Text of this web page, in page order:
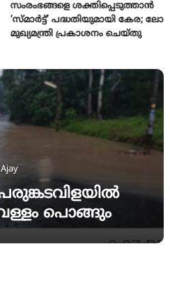
സംരംഭങ്ങളെ ശക്തിപ്പെടുത്താന്‍
‘സ്മാര്‍ട്ട്’ പദ്ധതിയുമായി കേര;
മുഖ്യമന്ത്രി പ്രകാശനം ചെയ്തു
പൊങ്ങും